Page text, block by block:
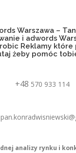
Warszawa –
i adwords
Reklamy które
żeby pomóc
+48 570 933 114
analizy rynku i